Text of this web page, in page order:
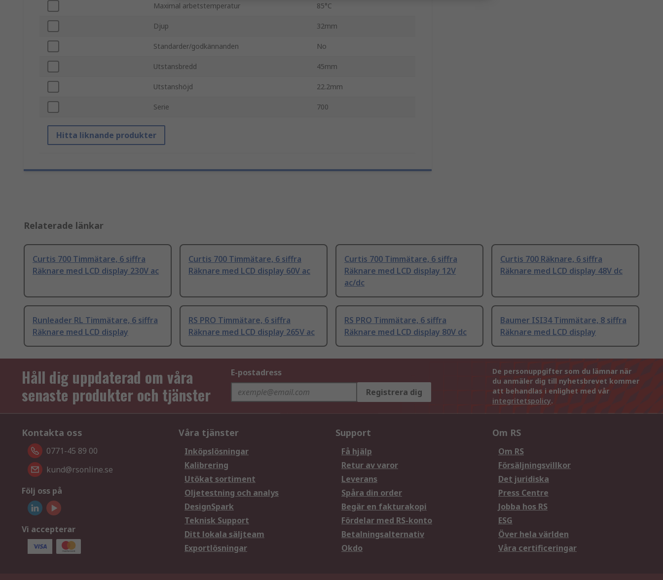
Maximal arbetstemperatur 85°C
Djup 32mm
Standarder/godkännanden No
Utstansbredd 45mm
Utstanshöjd 22.2mm
Serie 700
Hitta liknande produkter
Relaterade länkar
Curtis 700 Timmätare, 6 siffra
Räknare med LCD display 230V ac
Curtis 700 Timmätare, 6 siffra
Räknare med LCD display 60V ac
Curtis 700 Timmätare, 6 siffra
Räknare med LCD display 12V
ac/dc
Curtis 700 Räknare, 6 siffra
Räknare med LCD display 48V dc
Runleader RL Timmätare, 6 siffra
Räknare med LCD display
RS PRO Timmätare, 6 siffra
Räknare med LCD display 265V ac
RS PRO Timmätare, 6 siffra
Räknare med LCD display 80V dc
Baumer ISI34 Timmätare, 8 siffra
Räknare med LCD display
Håll dig uppdaterad om våra
senaste produkter och tjänster
E-postadress
Registrera dig
De personuppgifter som du lämnar när
du anmäler dig till nyhetsbrevet kommer
att behandlas i enlighet med vår
integritetspolicy.
Kontakta oss
0771-45 89 00
kund@rsonline.se
Följ oss på
Vi accepterar
Våra tjänster
Inköpslösningar
Kalibrering
Utökat sortiment
Oljetestning och analys
DesignSpark
Teknisk Support
Ditt lokala säljteam
Exportlösningar
Support
Få hjälp
Retur av varor
Leverans
Spåra din order
Begär en fakturakopi
Fördelar med RS-konto
Betalningsalternativ
Okdo
Om RS
Om RS
Försäljningsvillkor
Det juridiska
Press Centre
Jobba hos RS
ESG
Över hela världen
Våra certificeringar